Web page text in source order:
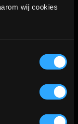
wij cookies
de
de nazorg.
word.